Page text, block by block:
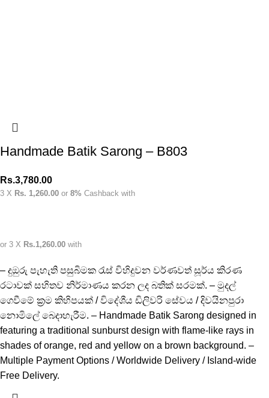
Handmade Batik Sarong – B803
Rs.3,780.00
3 X Rs. 1,260.00 or 8% Cashback with
or 3 X Rs.1,260.00 with
– දුඔුරු පැහැති පසුබිමක රැස් විහිදුවන වර්ණවත් සූර්ය කිරණ
රටාවක් සහිතව නිර්මාණය කරන ලද බතික් සරමක්. – මුදල්
ගෙවීමේ ක්‍රම කිහිපයක් / විදේශීය ඩිලිවරි සේවය / දිවයිනපුරා
නොමිලේ බෙදාහැරීම. – Handmade Batik Sarong designed in
featuring a traditional sunburst design with flame-like rays in
shades of orange, red and yellow on a brown background. –
Multiple Payment Options / Worldwide Delivery / Island-wide
Free Delivery.